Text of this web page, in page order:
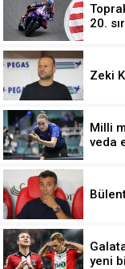
20.
Zeki
Milli
veda
yeni